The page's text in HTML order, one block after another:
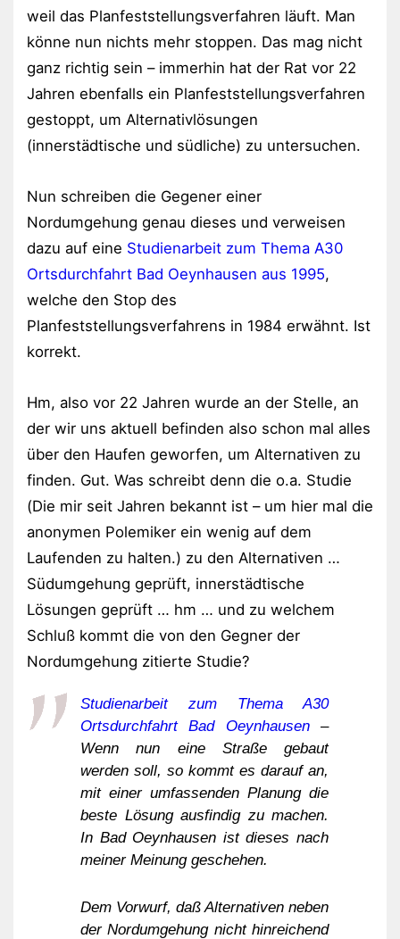
weil das Planfeststellungsverfahren läuft. Man
könne nun nichts mehr stoppen. Das mag nicht
ganz richtig sein – immerhin hat der Rat vor 22
Jahren ebenfalls ein Planfeststellungsverfahren
gestoppt, um Alternativlösungen
(innerstädtische und südliche) zu untersuchen.
Nun schreiben die Gegener einer
Nordumgehung genau dieses und verweisen
dazu auf eine Studienarbeit zum Thema A30
Ortsdurchfahrt Bad Oeynhausen aus 1995,
welche den Stop des
Planfeststellungsverfahrens in 1984 erwähnt. Ist
korrekt.
Hm, also vor 22 Jahren wurde an der Stelle, an
der wir uns aktuell befinden also schon mal alles
über den Haufen geworfen, um Alternativen zu
finden. Gut. Was schreibt denn die o.a. Studie
(Die mir seit Jahren bekannt ist – um hier mal die
anonymen Polemiker ein wenig auf dem
Laufenden zu halten.) zu den Alternativen …
Südumgehung geprüft, innerstädtische
Lösungen geprüft … hm … und zu welchem
Schluß kommt die von den Gegner der
Nordumgehung zitierte Studie?
Studienarbeit zum Thema A30
Ortsdurchfahrt Bad Oeynhausen–
Wenn nun eine Straße gebaut
werden soll, so kommt es darauf an,
mit einer umfassenden Planung die
beste Lösung ausfindig zu machen.
In Bad Oeynhausen ist dieses nach
meiner Meinung geschehen.
Dem Vorwurf, daß Alternativen neben
der Nordumgehung nicht hinreichend